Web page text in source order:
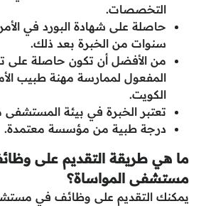
التخصصات.
سنوات من الخبرة بعد ذلك.
من الأفضل أن تكون حاصلة
المفعول لممارسة مهنة طبيب
الكويت.
تعتبر الخبرة في بيئة المستشفى
درجة طبية من مؤسسة معتمدة.
ما هي طريقة التقديم على
مستشفى المواساة؟
يمكنك التقديم على وظائف في